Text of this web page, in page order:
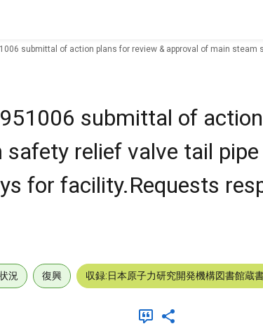
submittal of action plans for review & approval of main
submittal of
relief valve tail
for facility.Requests
況 復興 収録:日本原子力研究開発機構図書館蔵